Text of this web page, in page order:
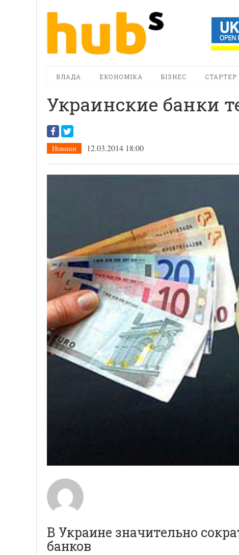
ВЛАДА ЕКОНОМІКА БІЗНЕС СТАРТЕР
Украинские банки
Новини 12.03.2014 18:00
В Украине значительно
банков